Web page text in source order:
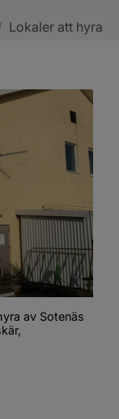
Lokaler att hyra
av Sotenäs